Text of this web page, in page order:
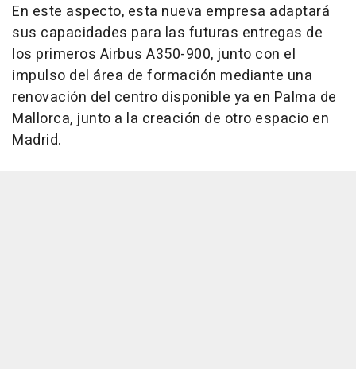
En este aspecto, esta nueva empresa adaptará
sus capacidades para las futuras entregas de
los primeros Airbus A350-900, junto con el
impulso del área de formación mediante una
renovación del centro disponible ya en Palma de
Mallorca, junto a la creación de otro espacio en
Madrid.